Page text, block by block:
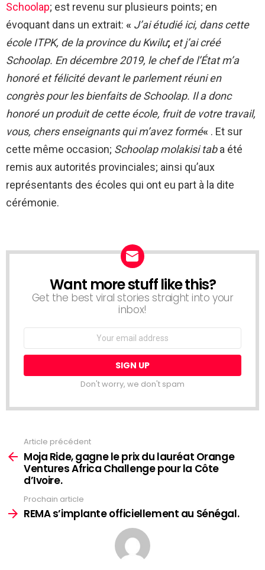
Schoolap; est revenu sur plusieurs points; en
évoquant dans un extrait: « J’ai étudié ici, dans cette
école ITPK, de la province du Kwilu; et j’ai créé
Schoolap. En décembre 2019, le chef de l’État m’a
honoré et félicité devant le parlement réuni en
congrès pour les bienfaits de Schoolap. Il a donc
honoré un produit de cette école, fruit de votre travail,
vous, chers enseignants qui m’avez formé« . Et sur
cette même occasion; Schoolap molakisi taba été
remis aux autorités provinciales; ainsi qu’aux
représentants des écoles qui ont eu part à la dite
cérémonie.
NEWSLETTER
Want more stuff like this?
Get the best viral stories straight into your
inbox!
Don't worry, we don't spam
plus
Article précédent
Moja Ride, gagne le prix du lauréat Orange
Ventures Africa Challenge pour la Côte
d’Ivoire.
Prochain article
REMA s’implante officiellement au Sénégal.